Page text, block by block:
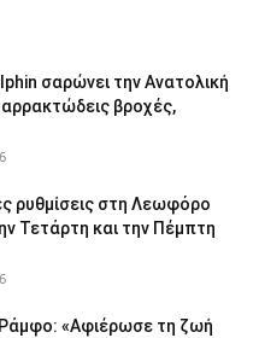
σαρώνει την Ανατολική
βροχές,
ρυθμίσεις στη Λεωφόρο
Τετάρτη και την Πέμπτη
«Αφιέρωσε τη ζωή